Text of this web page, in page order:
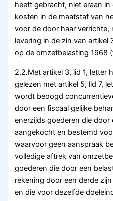
heeft gebracht, niet eraan
kosten in de maatstaf van
voor de door haar verrichte,
levering in de zin van artikel
op de omzetbelasting 1968
2.2.Met artikel 3, lid 1, letter
gelezen met artikel 5, lid 7,
wordt beoogd
door een fiscaal gelijke
enerzijds goederen die door
aangekocht en bestemd
waarvoor geen aanspraak
volledige aftrek van
goederen die door een
rekening door een derde
en die voor dezelfde